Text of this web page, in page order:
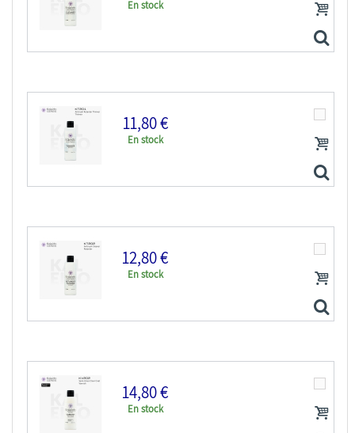
Kaleido Colorworks KP104 Apprêt acrylique noir...
En stock
Kaleido Colorworks KT203 Nettoyant acrylique...
11,80 €
En stock
Kaleido Colorworks KT201 Diluant acrylique...
12,80 €
En stock
Kaleido Colorworks KT202 Diluant acrylique avec...
14,80 €
En stock